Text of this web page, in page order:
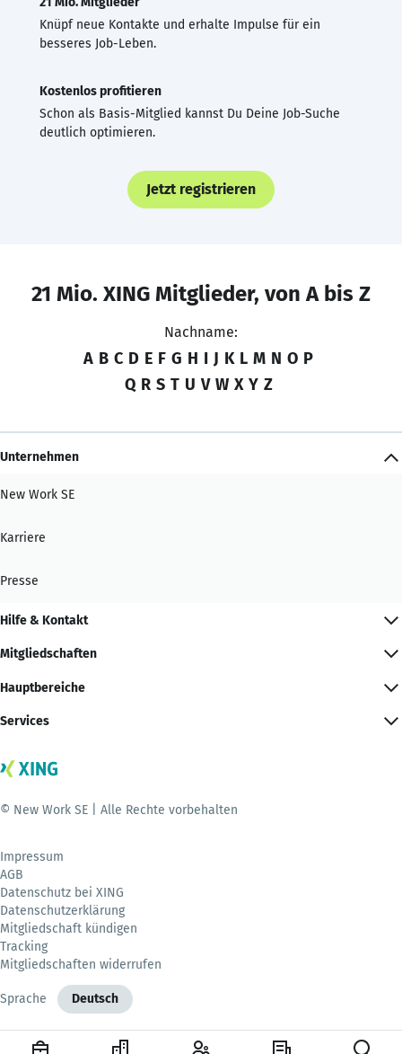
Knüpf neue Kontakte und erhalte Impulse für ein
besseres Job-Leben.
Kostenlos profitieren
Schon als Basis-Mitglied kannst Du Deine Job-Suche
deutlich optimieren.
Jetzt registrieren
21 Mio. XING Mitglieder, von A bis Z
Nachname:
A B C D E F G H I J K L M N O P
Q R S T U V W X Y Z
Unternehmen
New Work SE
Karriere
Presse
Hilfe & Kontakt
Mitgliedschaften
Hauptbereiche
Services
© New Work SE | Alle Rechte vorbehalten
Impressum
AGB
Datenschutz bei XING
Datenschutzerklärung
Mitgliedschaft kündigen
Tracking
Mitgliedschaften widerrufen
Sprache Deutsch